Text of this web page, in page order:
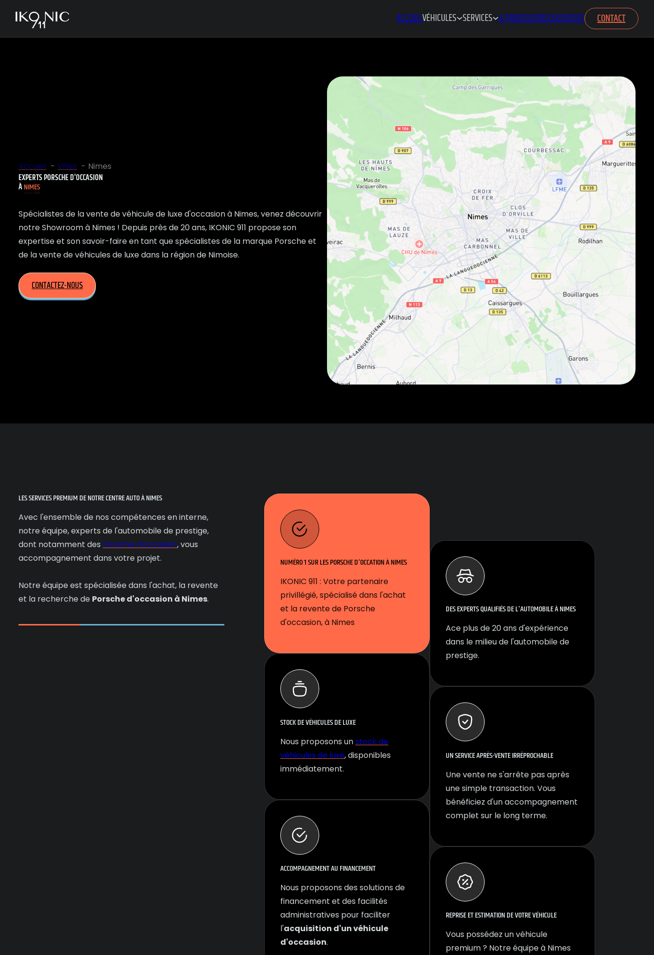
ACCUEILVÉHICULES SERVICES A PROPOSPORSCHE CONTACT
Accueil Villes Nimes
EXPERTS PORSCHE D'OCCASION
ÀNIMES
Spécialistes de la vente de véhicule de luxe d'occasion à Nimes, venez découvrir
notre Showroom à Nimes ! Depuis près de 20 ans, IKONIC 911 propose son
expertise et son savoir-faire en tant que spécialistes de la marque Porsche et
de la vente de véhicules de luxe dans la région de Nimoise.
CONTACTEZ-NOUS
LES SERVICES PREMIUM DE NOTRE CENTRE AUTO À NIMES
Avec l'ensemble de nos compétences en interne,
notre équipe, experts de l'automobile de prestige,
dont notamment des Porsche d'occasion, vous
accompagnement dans votre projet.
Notre équipe est spécialisée dans l'achat, la revente
et la recherche de Porsche d'occasion à Nimes.
NUMÉRO 1 SUR LES PORSCHE D'OCCATION À NIMES
IKONIC 911 : Votre partenaire
privillégié, spécialisé dans l'achat
et la revente de Porsche
d'occasion, à Nimes
STOCK DE VÉHICULES DE LUXE
Nous proposons unstock de
véhicules de luxe, disponibles
immédiatement.
ACCOMPAGNEMENT AU FINANCEMENT
Nous proposons des solutions de
financement et des facilités
administratives pour faciliter
l'acquisition d'un véhicule
d'occasion.
DES EXPERTS QUALIFIÉS DE L'AUTOMOBILE À NIMES
Ace plus de 20 ans d'expérience
dans le milieu de l'automobile de
prestige.
UN SERVICE APRÈS-VENTE IRRÉPROCHABLE
Une vente ne s'arrête pas après
une simple transaction. Vous
bénéficiez d'un accompagnement
complet sur le long terme.
REPRISE ET ESTIMATION DE VOTRE VÉHICULE
Vous possédez un véhicule
premium ? Notre équipe à Nimes